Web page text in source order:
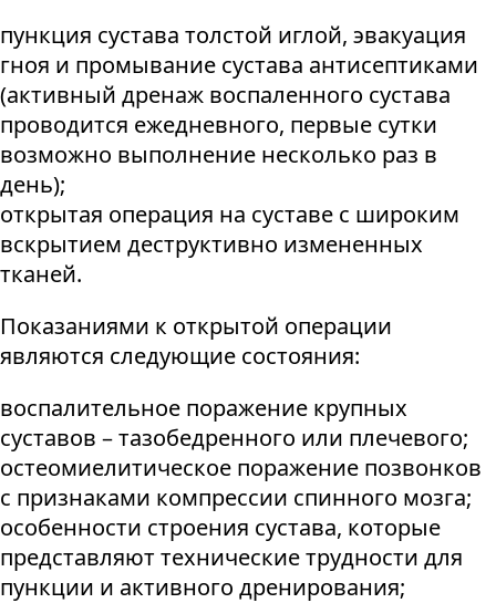
пункция сустава толстой иглой, эвакуация
гноя и промывание сустава антисептиками
(активный дренаж воспаленного сустава
проводится ежедневного, первые сутки
возможно выполнение несколько раз в
день);
открытая операция на суставе с широким
вскрытием деструктивно измененных
тканей.
Показаниями к открытой операции
являются следующие состояния:
воспалительное поражение крупных
суставов – тазобедренного или плечевого;
остеомиелитическое поражение позвонков
с признаками компрессии спинного мозга;
особенности строения сустава, которые
представляют технические трудности для
пункции и активного дренирования;